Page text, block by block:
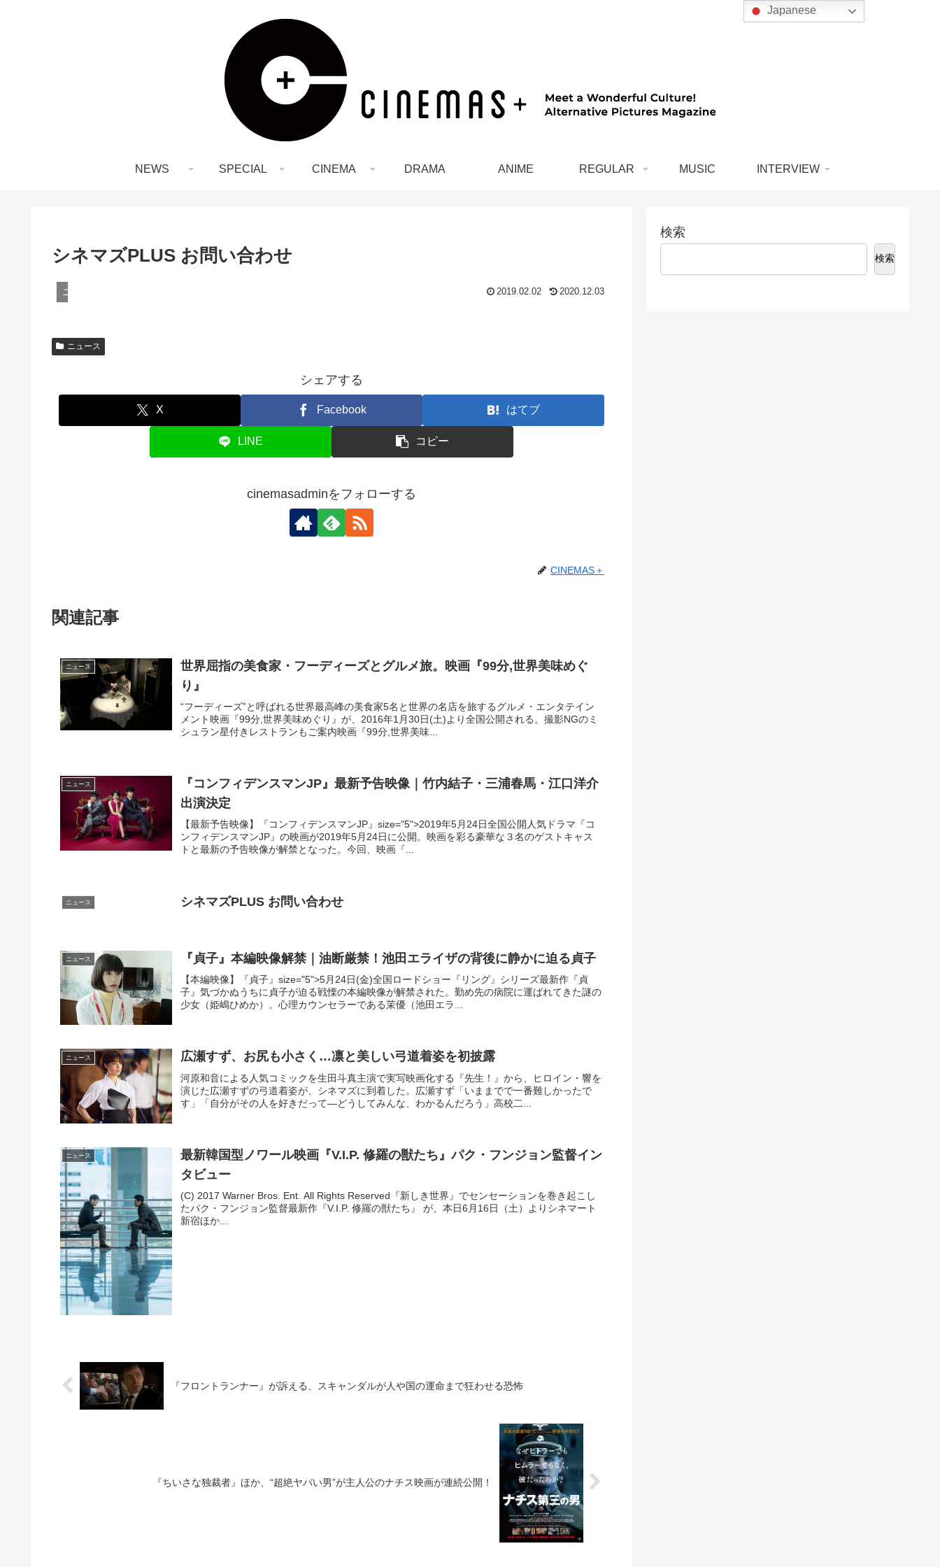
NEWS SPECIAL CINEMA DRAMA ANIME REGULAR MUSIC INTERVIEW
シネマズPLUS お問い合わせ
ニュース 2019.02.02 2020.12.03
ニュース
シェアする
X Facebook はてブ
LINE コピー
cinemasadminをフォローする
CINEMAS＋
関連記事
ニュース
世界屈指の美食家・フーディーズとグルメ旅。映画『99分,世界美味めぐ
り』
“フーディーズ”と呼ばれる世界最高峰の美食家5名と世界の名店を旅するグルメ・エンタテイン
メント映画『99分,世界美味めぐり』が、2016年1月30日(土)より全国公開される。撮影NGのミ
シュラン星付きレストランもご案内映画『99分,世界美味...
ニュース
『コンフィデンスマンJP』最新予告映像｜竹内結子・三浦春馬・江口洋介
出演決定
【最新予告映像】『コンフィデンスマンJP』size="5">2019年5月24日全国公開人気ドラマ『コ
ンフィデンスマンJP』の映画が2019年5月24日に公開。映画を彩る豪華な３名のゲストキャス
トと最新の予告映像が解禁となった。今回、映画『...
ニュース シネマズPLUS お問い合わせ
ニュース 『貞子』本編映像解禁｜油断厳禁！池田エライザの背後に静かに迫る貞子
【本編映像】『貞子』size="5">5月24日(金)全国ロードショー『リング』シリーズ最新作『貞
子』気づかぬうちに貞子が迫る戦慄の本編映像が解禁された。勤め先の病院に運ばれてきた謎の
少女（姫嶋ひめか）。心理カウンセラーである茉優（池田エラ...
ニュース 広瀬すず、お尻も小さく…凛と美しい弓道着姿を初披露
河原和音による人気コミックを生田斗真主演で実写映画化する『先生！』から、ヒロイン・響を
演じた広瀬すずの弓道着姿が、シネマズに到着した。広瀬すず「いままでで一番難しかったで
す」「自分がその人を好きだって―どうしてみんな、わかるんだろう」高校二...
ニュース
最新韓国型ノワール映画『V.I.P. 修羅の獣たち』パク・フンジョン監督イン
タビュー
(C) 2017 Warner Bros. Ent. All Rights Reserved『新しき世界』でセンセーションを巻き起こし
たパク・フンジョン監督最新作『V.I.P. 修羅の獣たち』 が、本日6月16日（土）よりシネマート
新宿ほか...
『フロントランナー』が訴える、スキャンダルが人や国の運命まで狂わせる恐怖
『ちいさな独裁者』ほか、“超絶ヤバい男”が主人公のナチス映画が連続公開！
検索
検索
Japanese